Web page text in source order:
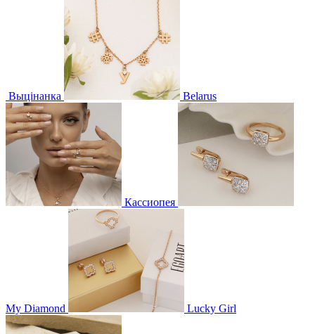
Выцінанка Belarus
Кассиопея
My Diamond Lucky Girl